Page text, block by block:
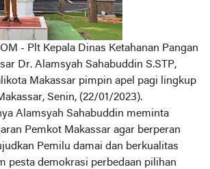
- Plt Kepala Dinas Ketahanan Pangan
Dr. Alamsyah Sahabuddin S.STP,
Makassar pimpin apel pagi lingkup
Senin, (22/01/2023).
Alamsyah Sahabuddin meminta
Pemkot Makassar agar berperan
Pemilu damai dan berkualitas
pesta demokrasi perbedaan pilihan